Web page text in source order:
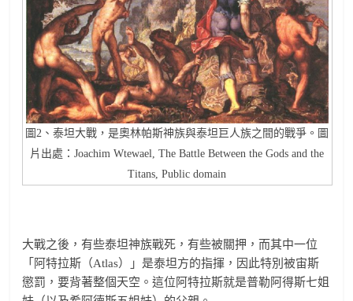
圖2、泰坦大戰，是奧林帕斯神族與泰坦巨人族之間的戰爭。圖
片出處：Joachim Wtewael, The Battle Between the Gods and the
Titans, Public domain
大戰之後，有些泰坦神族戰死，有些被關押，而其中一位
「阿特拉斯（Atlas）」是泰坦方的指揮，因此特別被宙斯
懲罰，要背著整個天空。這位阿特拉斯就是普勒阿得斯七姐